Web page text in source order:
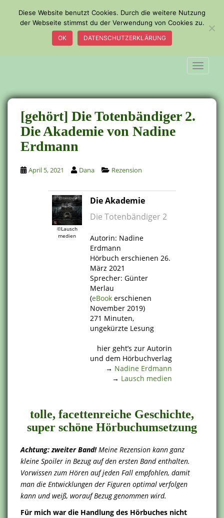
[gehört] Die Totenbändiger 2.
Die Akademie von Nadine
Erdmann
April 5, 2021 Dana Rezension
©Lausch
medien
Die Akademie
Die Totenbändiger 2
Autorin: Nadine
Erdmann
Hörbuch erschienen 26.
März 2021
Sprecher: Günter
Merlau
(eBook erschienen
November 2019)
271 Minuten,
ungekürzte Lesung
hier geht’s zur Autorin
und dem Hörbuchverlag
→ Nadine Erdmann
→ Lausch medien
tolle, facettenreiche Geschichte,
super schöne Hörbuchumsetzung
Achtung: zweiter Band!Meine Rezension kann ganz
kleine Spoiler in Bezug auf den ersten Band enthalten.
Vorwissen zum Hören auf jeden Fall empfohlen, damit
man die Entwicklungen der Figuren optimal verfolgen
kann und weiß, worauf Bezug genommen wird.
Für mich war die Handlung des Hörbuches nicht
Diese Website benutzt Cookies. Durch die weitere Nutzung
der Webseite stimmst du der Verwendung von Cookies zu.
OK DATENSCHUTZERKLÄRUNG